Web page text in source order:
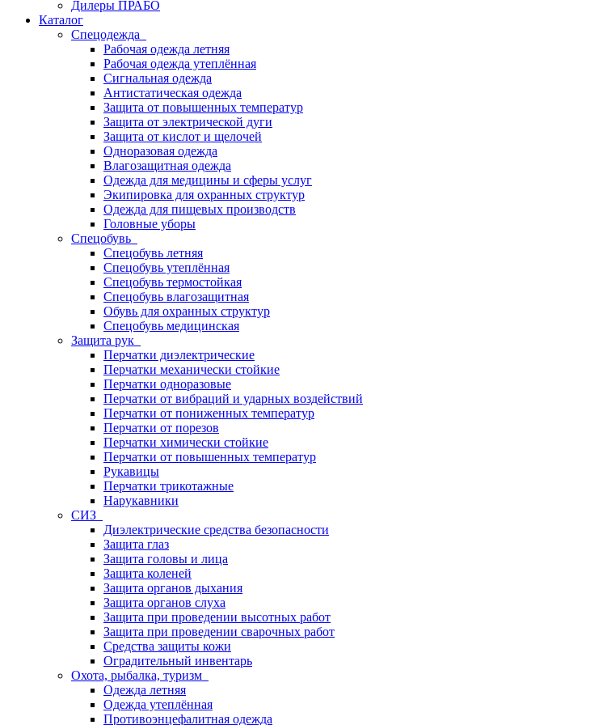
Дилеры ПРАБО
Каталог
Спецодежда
Рабочая одежда летняя
Рабочая одежда утеплённая
Сигнальная одежда
Антистатическая одежда
Защита от повышенных температур
Защита от электрической дуги
Защита от кислот и щелочей
Одноразовая одежда
Влагозащитная одежда
Одежда для медицины и сферы услуг
Экипировка для охранных структур
Одежда для пищевых производств
Головные уборы
Спецобувь
Спецобувь летняя
Спецобувь утеплённая
Спецобувь термостойкая
Спецобувь влагозащитная
Обувь для охранных структур
Спецобувь медицинская
Защита рук
Перчатки диэлектрические
Перчатки механически стойкие
Перчатки одноразовые
Перчатки от вибраций и ударных воздействий
Перчатки от пониженных температур
Перчатки от порезов
Перчатки химически стойкие
Перчатки от повышенных температур
Рукавицы
Перчатки трикотажные
Нарукавники
СИЗ
Диэлектрические средства безопасности
Защита глаз
Защита головы и лица
Защита коленей
Защита органов дыхания
Защита органов слуха
Защита при проведении высотных работ
Защита при проведении сварочных работ
Средства защиты кожи
Оградительный инвентарь
Охота, рыбалка, туризм
Одежда летняя
Одежда утеплённая
Противоэнцефалитная одежда